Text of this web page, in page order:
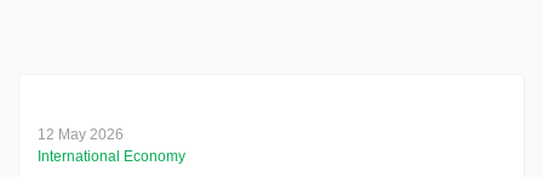
12 May 2026
International Economy